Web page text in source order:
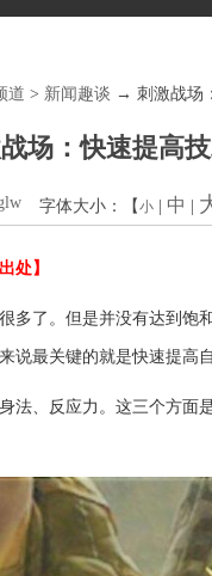
道 > 新闻趣谈 → 刺激战场
场：快速提高
字体大小：【小 中
处】
多了。但是并没有达到
说最关键的就是快速提高
法、反应力。这三个方